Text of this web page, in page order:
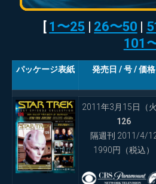
[ 1〜25 | 26〜50 |
101
パッケージ表紙 発売日 / 号 / 価格
2011年3月15日（火
126
隔週刊 2011/4/
1990円（税込）